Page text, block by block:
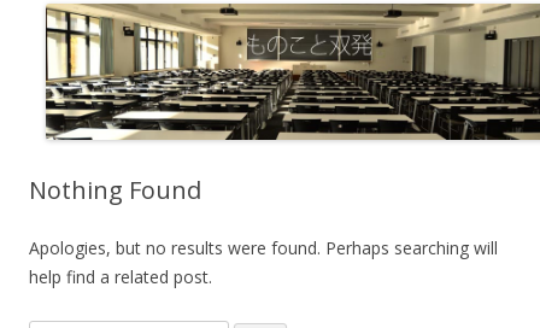
Nothing Found
Apologies, but no results were found. Perhaps searching will
help find a related post.